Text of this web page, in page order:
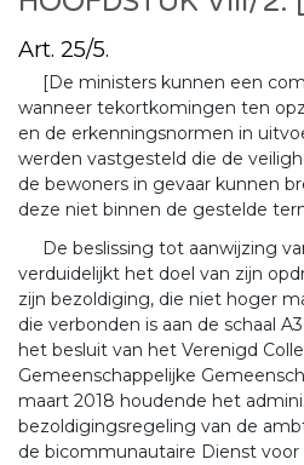
Art. 25/5.
[De ministers kunnen een
wanneer tekortkomingen ten
en de erkenningsnormen in
werden vastgesteld die de
de bewoners in gevaar kunnen
deze niet binnen de gestelde
De beslissing tot aanwijzing
verduidelijkt het doel van zijn
zijn bezoldiging, die niet hoger
die verbonden is aan de schaal
het besluit van het Verenigd
Gemeenschappelijke
maart 2018 houdende het
bezoldigingsregeling van de
de bicommunautaire Dienst voor